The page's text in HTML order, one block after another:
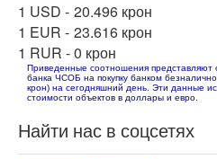
1 USD - 20.496 крон
1 EUR - 23.616 крон
1 RUR -0 крон
Приведенные соотношения представляют
банка ЧСОБ на покупку банком
крон) на сегодняшний день. Эти данные
стоимости объектов в доллары и евро.
Найти нас в соцсетях